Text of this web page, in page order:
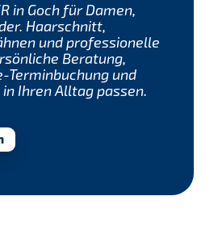
in Goch für Damen,
Haarschnitt,
und professionelle
Beratung,
Terminbuchung und
Ihren Alltag passen.